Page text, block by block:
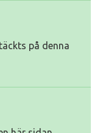
på denna